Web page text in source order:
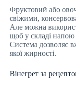
Фруктовий або
свіжими,
Але можна
щоб у складі напою
Система дозволяє
якої жирності.
Вінегрет за